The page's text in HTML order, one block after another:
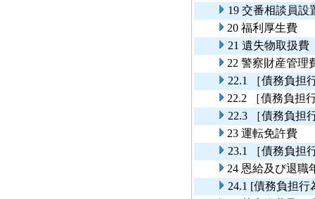
19 交番相談員設
20 福利厚生費
21 遺失物取扱費
22 警察財産管理
22.1 ［債務負担
22.2 ［債務負担
22.3 ［債務負担
23 運転免許費
23.1 ［債務負担
24 恩給及び退職
24.1 [債務負担